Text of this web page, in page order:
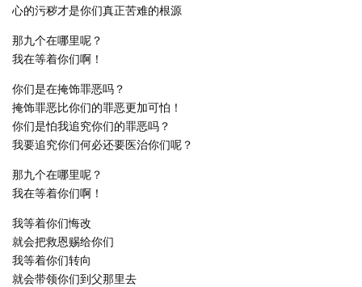
心的污秽才是你们真正苦难的根源
那九个在哪里呢？
我在等着你们啊！
你们是在掩饰罪恶吗？
掩饰罪恶比你们的罪恶更加可怕！
你们是怕我追究你们的罪恶吗？
我要追究你们何必还要医治你们呢？
那九个在哪里呢？
我在等着你们啊！
我等着你们悔改
就会把救恩赐给你们
我等着你们转向
就会带领你们到父那里去